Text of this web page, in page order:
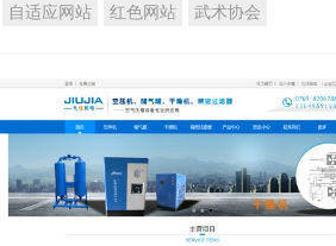
自适应网站 红色网站 武术协会